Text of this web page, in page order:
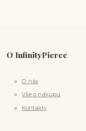
O InfinityPierce
O nás
Vše o nákupu
Kontakty